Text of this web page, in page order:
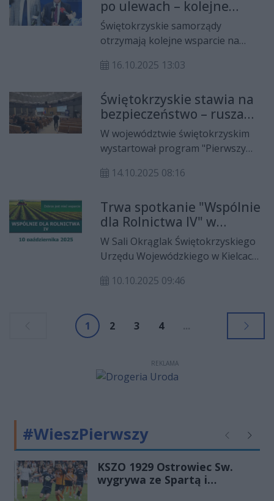
polskiej historii.
zespołów dziecięcych fitness
zorganizowanych w Novalji w
Chorwacji.
po ulewach – kolejne
wsparcie dla
świętokrzyskich
samorządów
Świętokrzyskie samorządy
otrzymają kolejne wsparcie na
zniszczonej przez letnie ulewy. Jak
do regionu trafi ponad 22 miliony
złotych z rezerwy budżetu państwa.
16.10.2025 13:03
Świętokrzyskie stawia na
bezpieczeństwo – rusza
program "Pierwszy
Ratownik"
W województwie świętokrzyskim
wystartował program "Pierwszy
zwiększenie bezpieczeństwa
lokalnych wolontariuszy z zakresu
udzielania pierwszej pomocy. To
pionierska inicjatywa w skali kraju,
zakładająca szybkie reagowanie na
zagrożenia życia przez
przeszkolone osoby, zanim na
14.10.2025 08:16
Trwa spotkanie "Wspólnie
dla Rolnictwa IV" w
Kielcach – rolnictwo z
nowymi perspektywami
W Sali Okrąglak Świętokrzyskiego
Urzędu Wojewódzkiego w Kielcach
informacyjno-konsultacyjne pod
Wydarzenie, organizowane przez
Agencję Restrukturyzacji i
oraz Wojewodę Świętokrzyskiego,
zgromadziło licznych
10.10.2025 09:46
1 2 3 4 ...
REKLAMA
#WieszPierwszy Poprzednie
KSZO 1929 Ostrowiec Sw.
wygrywa ze Spartą i